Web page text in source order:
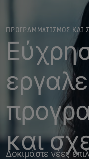
ΠΡΟΓΡΑΜΜΑΤΙΣΜΟΣ ΚΑΙ
και
Δοκιμάστε νέες